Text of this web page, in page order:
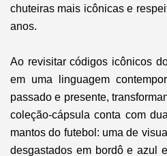
chuteiras mais icônicas e
anos.
Ao revisitar códigos icônicos
em uma linguagem
passado e presente,
coleção-cápsula conta com
mantos do futebol: uma de
desgastados em bordô e azul